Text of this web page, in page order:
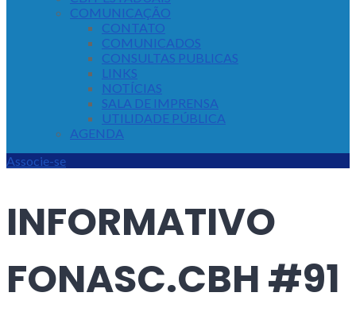
COMUNICAÇÃO
CONTATO
COMUNICADOS
CONSULTAS PUBLICAS
LINKS
NOTÍCIAS
SALA DE IMPRENSA
UTILIDADE PÚBLICA
AGENDA
Associe-se
INFORMATIVO
FONASC.CBH #91